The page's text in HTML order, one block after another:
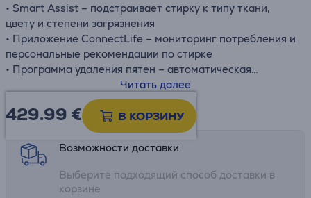
• Smart Assist – подстраивает стирку к типу ткани,
цвету и степени загрязнения
• Приложение ConnectLife – мониторинг потребления и
персональные рекомендации по стирке
• Программа удаления пятен – автоматическая
настройка в зависимости от типа пятна
• Режим против сминания
Читать далее
429.99 € В КОРЗИНУ
Информационный лист
Возможности доставки
Выберите подходящий способ доставки в
корзине